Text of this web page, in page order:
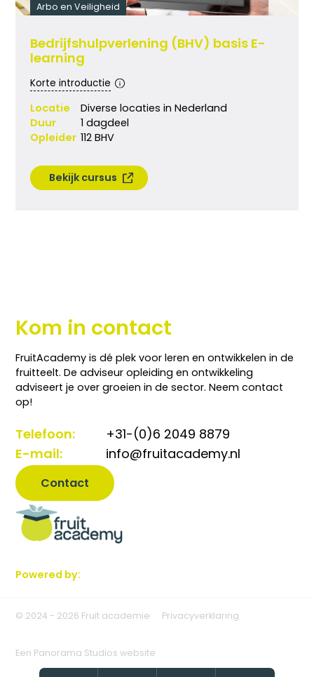
Arbo en Veiligheid
Bedrijfshulpverlening (BHV) basis E-
learning
Korte introductie
Locatie
Diverse locaties in Nederland
Duur
1 dagdeel
Opleider 112 BHV
Bekijk cursus
Kom in contact
FruitAcademy is dé plek voor leren en ontwikkelen in de
fruitteelt. De adviseur opleiding en ontwikkeling
adviseert je over groeien in de sector. Neem contact
op!
Telefoon:
+31-(0)6 2049 8879
E-mail:
info@fruitacademy.nl
Contact
Powered by:
© 2024 - 2026 Fruit academie Privacyverklaring
Een Panorama Studios website